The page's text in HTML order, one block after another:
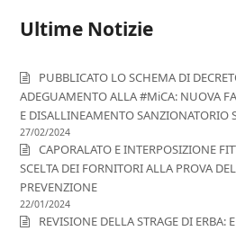
Ultime Notizie
PUBBLICATO LO SCHEMA DI
ADEGUAMENTO ALLA #MiCA: NUOVA
E DISALLINEAMENTO SANZIONATORIO
27/02/2024
CAPORALATO E INTERPOSIZIONE
SCELTA DEI FORNITORI ALLA PROVA
PREVENZIONE
22/01/2024
REVISIONE DELLA STRAGE DI ERBA: